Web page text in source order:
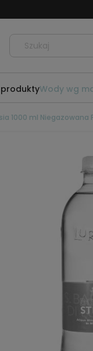
Wody wg
1000 ml Niegazowana